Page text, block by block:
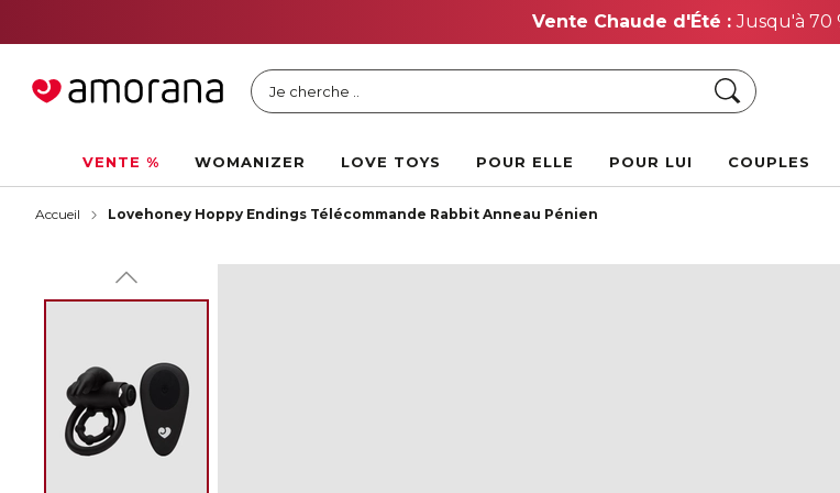
Vente Chaude d'Été :Jusqu'à 70
Je cherche .. Chercher
VENTE % WOMANIZER LOVE TOYS POUR ELLE POUR LUI COUPLES
Accueil Lovehoney Hoppy Endings Télécommande Rabbit Anneau Pénien